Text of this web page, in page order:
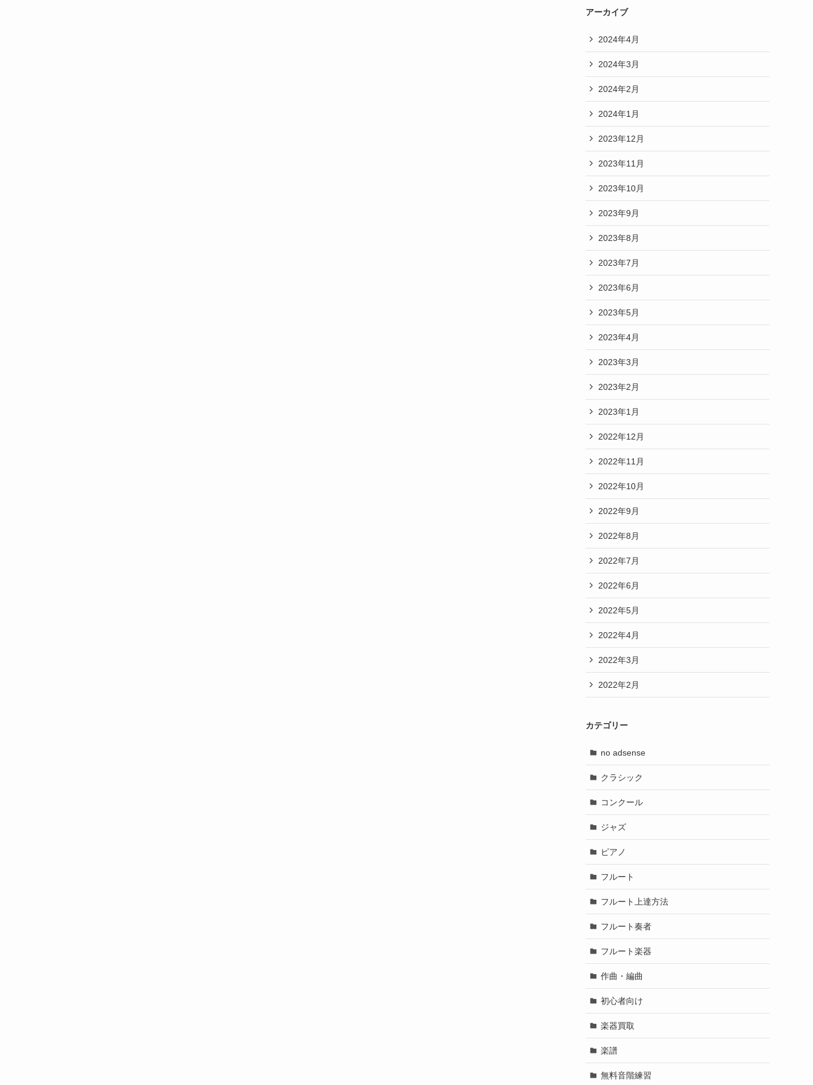
アーカイブ
2024年4月
2024年3月
2024年2月
2024年1月
2023年12月
2023年11月
2023年10月
2023年9月
2023年8月
2023年7月
2023年6月
2023年5月
2023年4月
2023年3月
2023年2月
2023年1月
2022年12月
2022年11月
2022年10月
2022年9月
2022年8月
2022年7月
2022年6月
2022年5月
2022年4月
2022年3月
2022年2月
カテゴリー
no adsense
クラシック
コンクール
ジャズ
ピアノ
フルート
フルート上達方法
フルート奏者
フルート楽器
作曲・編曲
初心者向け
楽器買取
楽譜
無料音階練習